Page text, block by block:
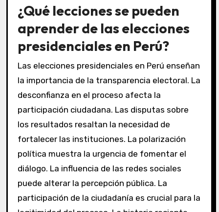
¿Qué lecciones se pueden
aprender de las elecciones
presidenciales en Perú?
Las elecciones presidenciales en Perú enseñan
la importancia de la transparencia electoral. La
desconfianza en el proceso afecta la
participación ciudadana. Las disputas sobre
los resultados resaltan la necesidad de
fortalecer las instituciones. La polarización
política muestra la urgencia de fomentar el
diálogo. La influencia de las redes sociales
puede alterar la percepción pública. La
participación de la ciudadanía es crucial para la